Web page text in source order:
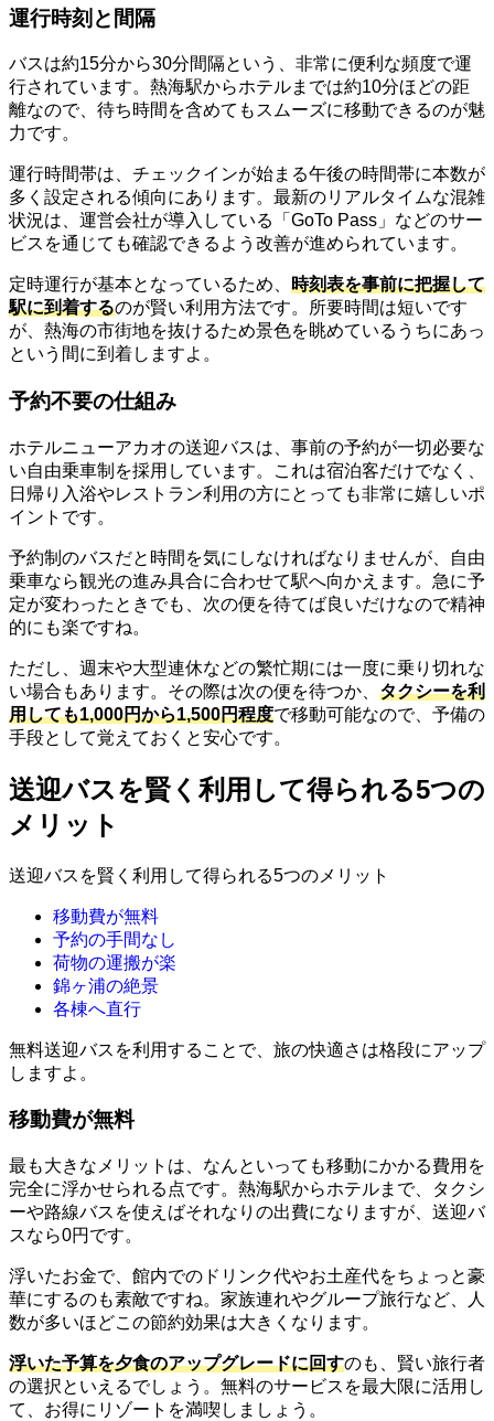
運行時刻と間隔
バスは約15分から30分間隔という、非常に便利な頻度で運
行されています。熱海駅からホテルまでは約10分ほどの距
離なので、待ち時間を含めてもスムーズに移動できるのが魅
力です。
運行時間帯は、チェックインが始まる午後の時間帯に本数が
多く設定される傾向にあります。最新のリアルタイムな混雑
状況は、運営会社が導入している「GoTo Pass」などのサー
ビスを通じても確認できるよう改善が進められています。
定時運行が基本となっているため、 時刻表を事前に把握して
駅に到着するのが賢い利用方法です。所要時間は短いです
が、熱海の市街地を抜けるため景色を眺めているうちにあっ
という間に到着しますよ。
予約不要の仕組み
ホテルニューアカオの送迎バスは、事前の予約が一切必要な
い自由乗車制を採用しています。これは宿泊客だけでなく、
日帰り入浴やレストラン利用の方にとっても非常に嬉しいポ
イントです。
予約制のバスだと時間を気にしなければなりませんが、自由
乗車なら観光の進み具合に合わせて駅へ向かえます。急に予
定が変わったときでも、次の便を待てば良いだけなので精神
的にも楽ですね。
ただし、週末や大型連休などの繁忙期には一度に乗り切れな
い場合もあります。その際は次の便を待つか、 タクシーを利
用しても1,000円から1,500円程度で移動可能なので、予備の
手段として覚えておくと安心です。
送迎バスを賢く利用して得られる5つの
メリット
送迎バスを賢く利用して得られる5つのメリット
移動費が無料
予約の手間なし
荷物の運搬が楽
錦ヶ浦の絶景
各棟へ直行
無料送迎バスを利用することで、旅の快適さは格段にアップ
しますよ。
移動費が無料
最も大きなメリットは、なんといっても移動にかかる費用を
完全に浮かせられる点です。熱海駅からホテルまで、タクシ
ーや路線バスを使えばそれなりの出費になりますが、送迎バ
スなら0円です。
浮いたお金で、館内でのドリンク代やお土産代をちょっと豪
華にするのも素敵ですね。家族連れやグループ旅行など、人
数が多いほどこの節約効果は大きくなります。
浮いた予算を夕食のアップグレードに回すのも、賢い旅行者
の選択といえるでしょう。無料のサービスを最大限に活用し
て、お得にリゾートを満喫しましょう。